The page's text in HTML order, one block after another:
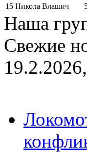
15 Никола Влашич
Наша
Свежие